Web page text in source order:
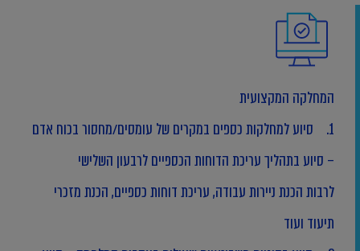
המחלקה המקצועית
1. סיוע למחלקות כספים במקרים של עומסים/מחסור בכוח אדם
– סיוע בתהליך עריכת הדוחות הכספיים לרבעון השלישי
לרבות הכנת ניירות עבודה, עריכת דוחות כספיים, הכנת מזכרי
תיעוד ועוד